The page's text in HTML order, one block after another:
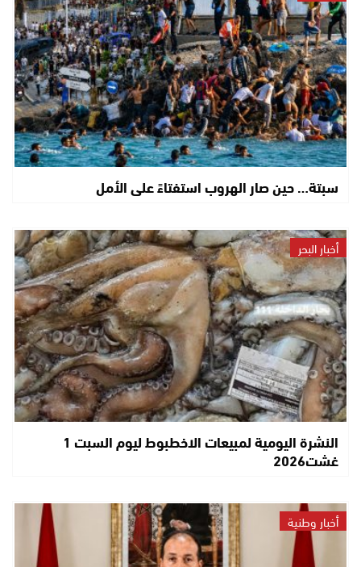
سبتة… حين صار الهروب استفتاءً على الأمل
أخبار البحر
النشرة اليومية لمبيعات الاخطبوط ليوم السبت 1
غشت2026
أخبار وطنية